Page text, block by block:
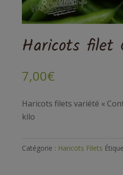
Haricots filet
7,00€
Haricots filets variété «
kilo
Catégorie : Haricots Filets